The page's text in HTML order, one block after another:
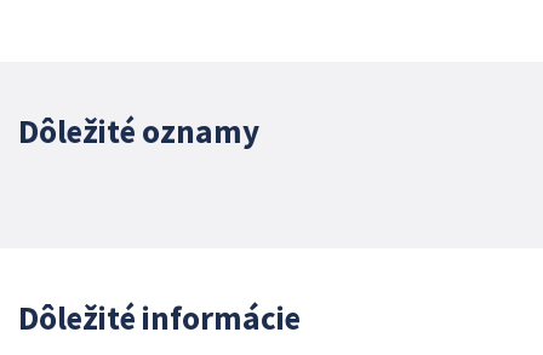
Dôležité oznamy
Dôležité informácie